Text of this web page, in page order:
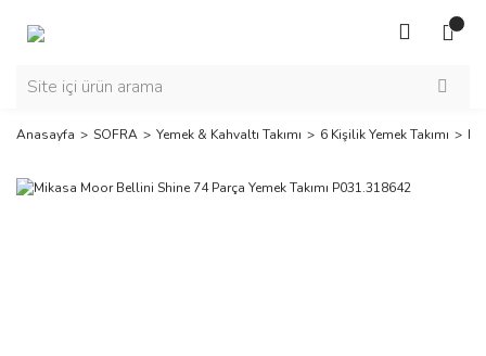
Anasayfa SOFRA Yemek & Kahvaltı Takımı 6 Kişilik Yemek Takımı